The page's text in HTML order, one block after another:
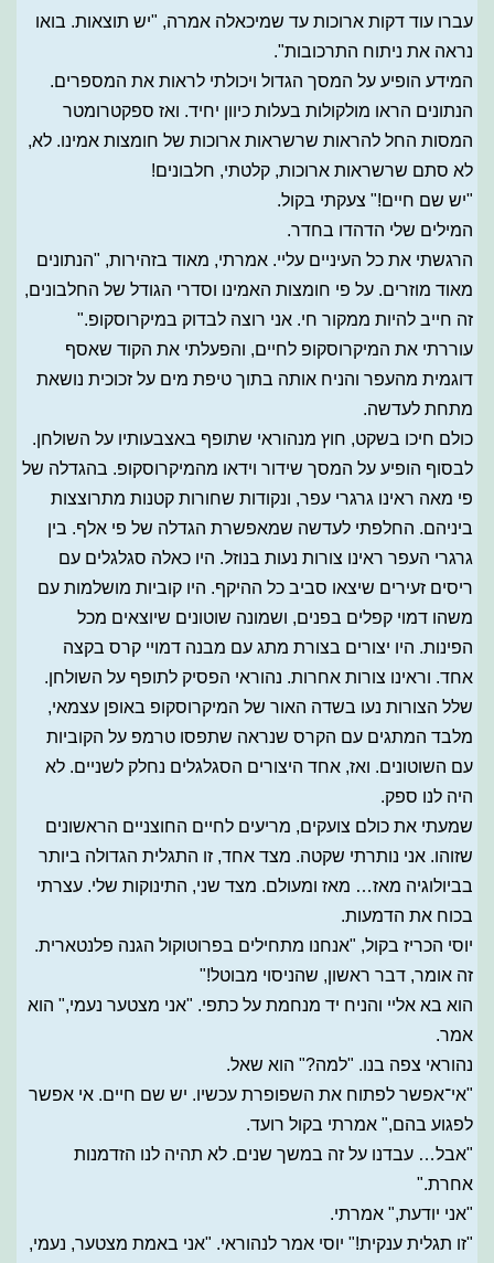
עברו עוד דקות ארוכות עד שמיכאלה אמרה, "יש תוצאות. בואו
נראה את ניתוח התרכובות".
המידע הופיע על המסך הגדול ויכולתי לראות את המספרים.
הנתונים הראו מולקולות בעלות כיוון יחיד. ואז ספקטרומטר
המסות החל להראות שרשראות ארוכות של חומצות אמינו. לא,
לא סתם שרשראות ארוכות, קלטתי, חלבונים!
"יש שם חיים!" צעקתי בקול.
המילים שלי הדהדו בחדר.
הרגשתי את כל העיניים עליי. אמרתי, מאוד בזהירות, "הנתונים
מאוד מוזרים. על פי חומצות האמינו וסדרי הגודל של החלבונים,
זה חייב להיות ממקור חי. אני רוצה לבדוק במיקרוסקופ."
עוררתי את המיקרוסקופ לחיים, והפעלתי את הקוד שאסף
דוגמית מהעפר והניח אותה בתוך טיפת מים על זכוכית נושאת
מתחת לעדשה.
כולם חיכו בשקט, חוץ מנהוראי שתופף באצבעותיו על השולחן.
לבסוף הופיע על המסך שידור וידאו מהמיקרוסקופ. בהגדלה של
פי מאה ראינו גרגרי עפר, ונקודות שחורות קטנות מתרוצצות
ביניהם. החלפתי לעדשה שמאפשרת הגדלה של פי אלף. בין
גרגרי העפר ראינו צורות נעות בנוזל. היו כאלה סגלגלים עם
ריסים זעירים שיצאו סביב כל ההיקף. היו קוביות מושלמות עם
משהו דמוי קפלים בפנים, ושמונה שוטונים שיוצאים מכל
הפינות. היו יצורים בצורת מתג עם מבנה דמויי קרס בקצה
אחד. וראינו צורות אחרות. נהוראי הפסיק לתופף על השולחן.
שלל הצורות נעו בשדה האור של המיקרוסקופ באופן עצמאי,
מלבד המתגים עם הקרס שנראה שתפסו טרמפ על הקוביות
עם השוטונים. ואז, אחד היצורים הסגלגלים נחלק לשניים. לא
היה לנו ספק.
שמעתי את כולם צועקים, מריעים לחיים החוצניים הראשונים
שזוהו. אני נותרתי שקטה. מצד אחד, זו התגלית הגדולה ביותר
בביולוגיה מאז… מאז ומעולם. מצד שני, התינוקות שלי. עצרתי
בכוח את הדמעות.
יוסי הכריז בקול, "אנחנו מתחילים בפרוטוקול הגנה פלנטארית.
זה אומר, דבר ראשון, שהניסוי מבוטל!"
הוא בא אליי והניח יד מנחמת על כתפי. "אני מצטער נעמי," הוא
אמר.
נהוראי צפה בנו. "למה?" הוא שאל.
"אי־אפשר לפתוח את השפופרת עכשיו. יש שם חיים. אי אפשר
לפגוע בהם," אמרתי בקול רועד.
"אבל… עבדנו על זה במשך שנים. לא תהיה לנו הזדמנות
אחרת."
"אני יודעת," אמרתי.
"זו תגלית ענקית!" יוסי אמר לנהוראי. "אני באמת מצטער, נעמי,